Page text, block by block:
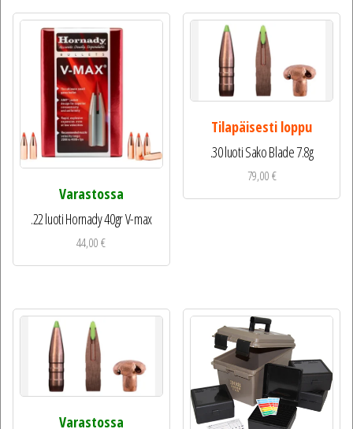
Varastossa
.22 luoti Hornady 40gr V-max
44,00€
Tilapäisesti loppu
.30 luoti Sako Blade 7.8g
79,00€
Varastossa